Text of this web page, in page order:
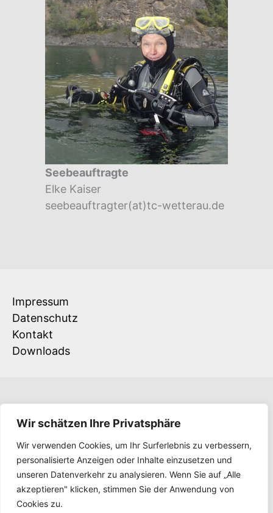
Wir schätzen Ihre Privatsphäre
Wir verwenden Cookies, um Ihr Surferlebnis zu verbessern,
personalisierte Anzeigen oder Inhalte einzusetzen und
unseren Datenverkehr zu analysieren. Wenn Sie auf „Alle
akzeptieren" klicken, stimmen Sie der Anwendung von
Cookies zu.
Seebeauftragte
Elke Kaiser
seebeauftragter(at)tc-wetterau.de
Impressum
Datenschutz
Kontakt
Downloads